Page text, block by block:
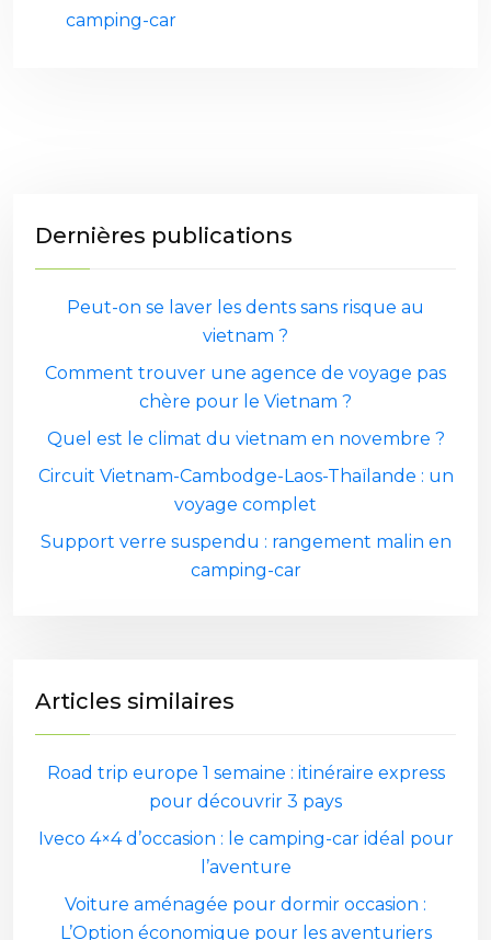
camping-car
Dernières publications
Peut-on se laver les dents sans risque au
vietnam ?
Comment trouver une agence de voyage pas
chère pour le Vietnam ?
Quel est le climat du vietnam en novembre ?
Circuit Vietnam-Cambodge-Laos-Thaïlande : un
voyage complet
Support verre suspendu : rangement malin en
camping-car
Articles similaires
Road trip europe 1 semaine : itinéraire express
pour découvrir 3 pays
Iveco 4×4 d’occasion : le camping-car idéal pour
l’aventure
Voiture aménagée pour dormir occasion :
L’Option économique pour les aventuriers